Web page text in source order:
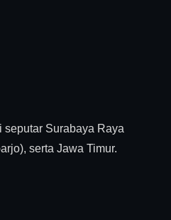
seputar Surabaya Raya
serta Jawa Timur.